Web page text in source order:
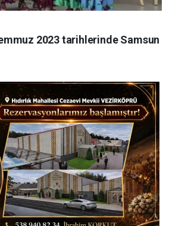
2023 tarihlerinde Samsun